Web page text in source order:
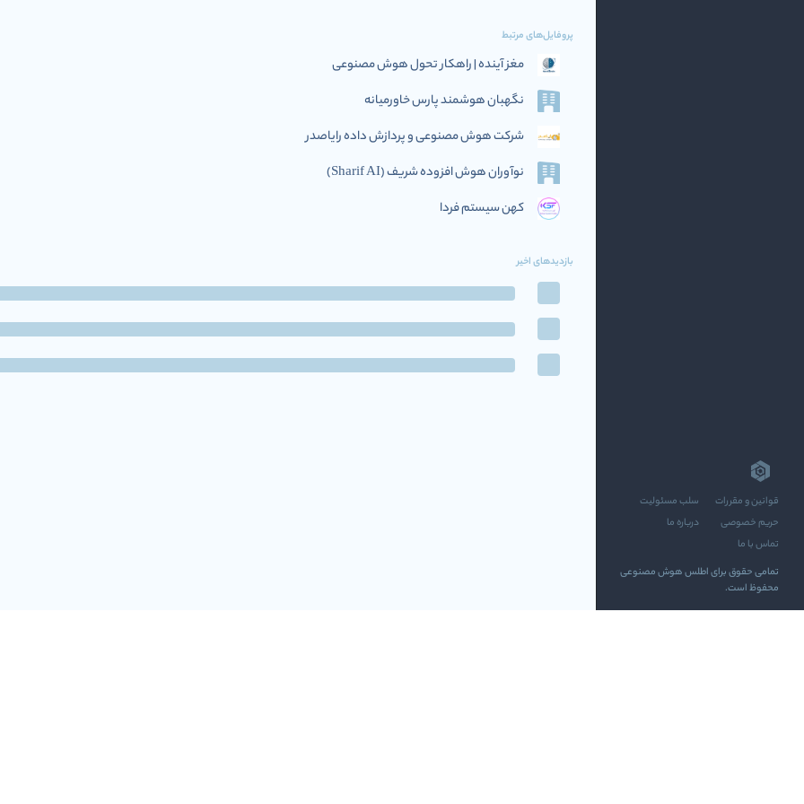
قوانین و مقررات
سلب مسئولیت
حریم خصوصی
درباره ما
تماس با ما
تمامی حقوق برای اطلس هوش مصنوعی
محفوظ است.
پروفایل‌های مرتبط
مغز آینده | راهکار تحول هوش مصنوعی
نگهبان هوشمند پارس خاورمیانه
شرکت هوش مصنوعی و پردازش داده رایاصدر
نوآوران هوش افزوده‌ شریف (Sharif AI)
کهن سیستم فردا
بازدیدهای اخیر